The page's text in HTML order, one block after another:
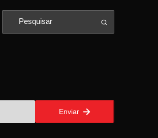
Enviar